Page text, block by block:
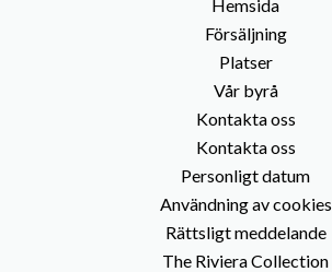
Hemsida
Försäljning
Platser
Vår byrå
Kontakta oss
Kontakta oss
Personligt datum
Användning av cookies
Rättsligt meddelande
The Riviera Collection